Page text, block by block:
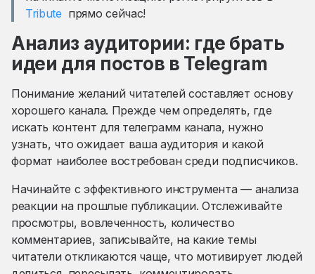
Tribute прямо сейчас!
Анализ аудитории: где брать
идеи для постов в Telegram
Понимание желаний читателей составляет основу
хорошего канала. Прежде чем определять, где
искать контент для телеграмм канала, нужно
узнать, что ожидает ваша аудитория и какой
формат наиболее востребован среди подписчиков.
Начинайте с эффективного инструмента — анализа
реакции на прошлые публикации. Отслеживайте
просмотры, вовлеченность, количество
комментариев, записывайте, на какие темы
читатели откликаются чаще, что мотивирует людей